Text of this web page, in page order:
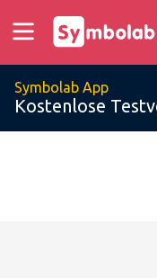
Symbolab App
Kostenlose